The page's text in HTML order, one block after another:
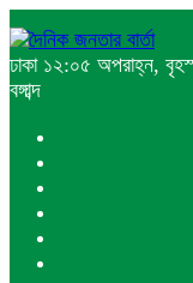
ঢাকা ১২:০৫ অপরাহ্ন,
বঙ্গাব্দ